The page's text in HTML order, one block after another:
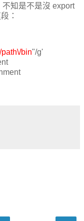
知是不是沒 export
：
path\/bin"/g'